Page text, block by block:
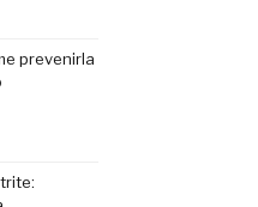
prevenirla